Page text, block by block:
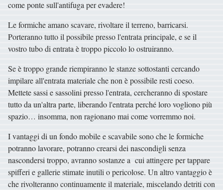
come ponte sull'antifuga per evadere!
Le formiche amano scavare, rivoltare il terreno, barricarsi.
Porteranno tutto il possibile presso l'entrata principale, e se il
vostro tubo di entrata è troppo piccolo lo ostruiranno.
Se è troppo grande riempiranno le stanze sottostanti cercando
impilare all'entrata materiale che non è possibile resti coeso.
Mettete sassi e sassolini presso l'entrata, cercheranno di spostare
tutto da un'altra parte, liberando l'entrata perché loro vogliono più
spazio… insomma, non ragionano mai come vorremmo noi.
I vantaggi di un fondo mobile e scavabile sono che le formiche
potranno lavorare, potranno crearsi dei nascondigli senza
nascondersi troppo, avranno sostanze a cui attingere per tappare
spifferi e gallerie stimate inutili o pericolose. Un altro vantaggio è
che rivolteranno continuamente il materiale, miscelando detriti con